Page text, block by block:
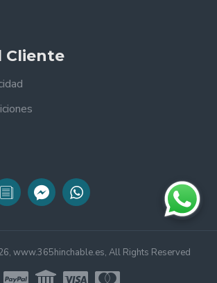
Cliente
www.365hinchable.es, All Rights Reserved